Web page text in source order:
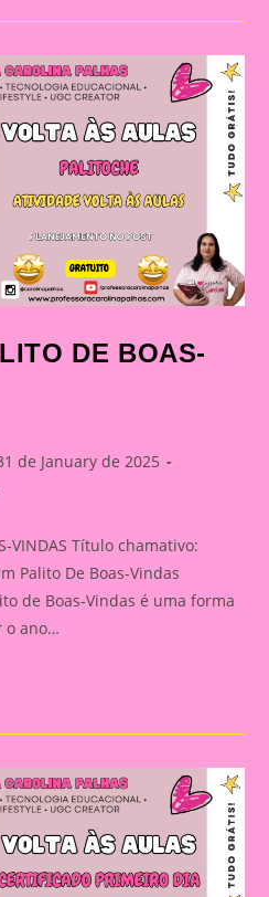
DE BOAS-
de January de 2025
VINDAS Título chamativo:
Palito De Boas-Vindas
de Boas-Vindas é uma forma
o ano…